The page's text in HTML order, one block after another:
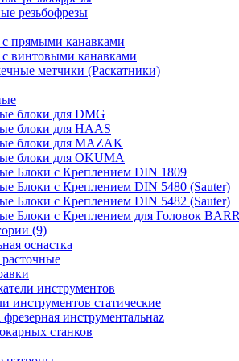
резьбофрезы
прямыми канавками
винтовыми канавками
метчики (Раскатники)
блоки для DMG
блоки для HAAS
блоки для MAZAK
блоки для OKUMA
Блоки с Креплением DIN 1809
Блоки с Креплением DIN 5480 (Sauter)
Блоки с Креплением DIN 5482 (Sauter)
Блоки с Креплением для Головок
(9)
оснастка
инструментов
инструментов статические
инструментальнаz
станков